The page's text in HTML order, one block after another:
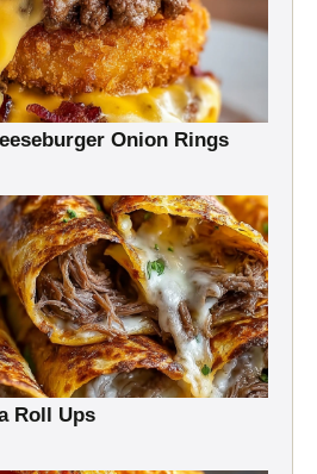
Onion Rings
Roll Ups